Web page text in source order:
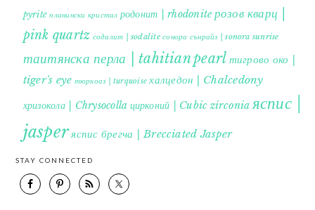
pyrite планински кристал родонит | rhodonite розов кварц |
pink quartz содалит | sodalite сонора сънрайз | sonora sunrise
таитянска перла | tahitian pearl тигрово око |
tiger's eye тюркоаз | turquoise халцедон | Chalcedony
хризокола | Chrysocolla цирконий | Cubic zirconia яспис |
jasperяспис брегча | Brecciated Jasper
STAY CONNECTED